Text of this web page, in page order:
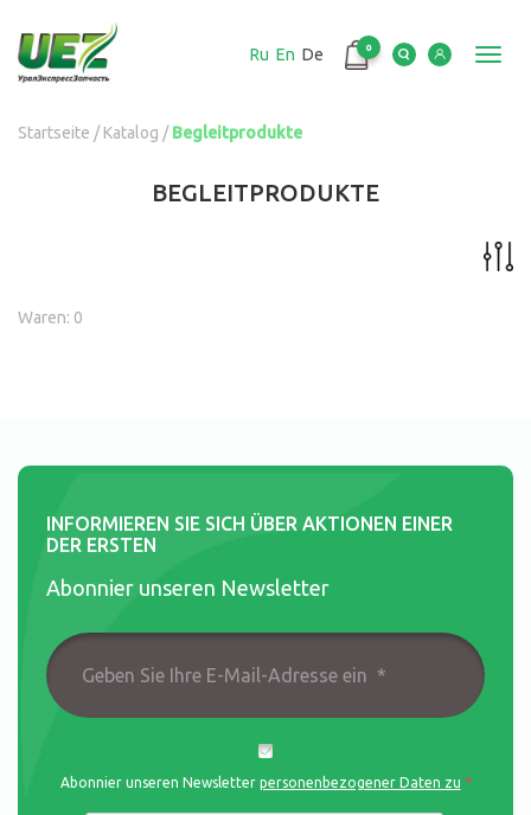
основному
содержанию
Ru En De 0
Вы
Startseite / Katalog / Begleitprodukte
BEGLEITPRODUKTE
Waren: 0
INFORMIEREN SIE SICH ÜBER AKTIONEN EINER
DER ERSTEN
Abonnier unseren Newsletter
Ihre
Abonnier unseren Newsletter personenbezogener Daten zu *